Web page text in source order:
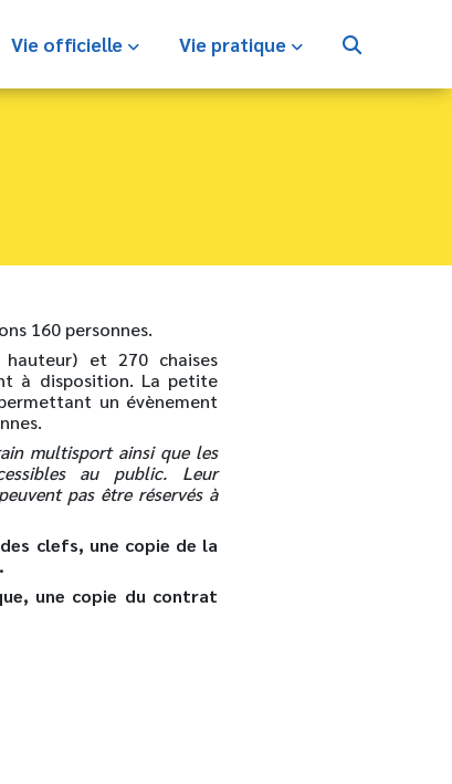
Vie officielle Vie pratique
160 personnes.
et 270 chaises
à disposition. La petite
un évènement
multisport ainsi que les
au public. Leur
pas être réservés à
clefs, une copie de la
une copie du contrat